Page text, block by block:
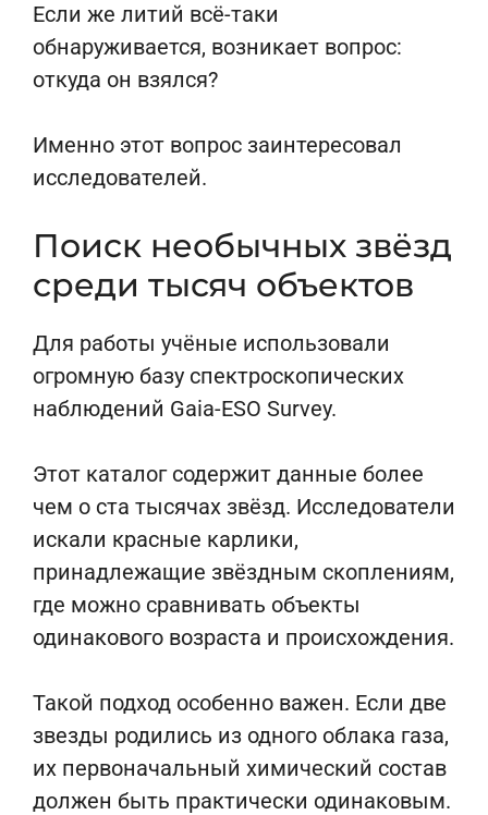
Если же литий всё-таки
обнаруживается, возникает вопрос:
откуда он взялся?
Именно этот вопрос заинтересовал
исследователей.
Поиск необычных звёзд
среди тысяч объектов
Для работы учёные использовали
огромную базу спектроскопических
наблюдений Gaia-ESO Survey.
Этот каталог содержит данные более
чем о ста тысячах звёзд. Исследователи
искали красные карлики,
принадлежащие звёздным скоплениям,
где можно сравнивать объекты
одинакового возраста и происхождения.
Такой подход особенно важен. Если две
звезды родились из одного облака газа,
их первоначальный химический состав
должен быть практически одинаковым.